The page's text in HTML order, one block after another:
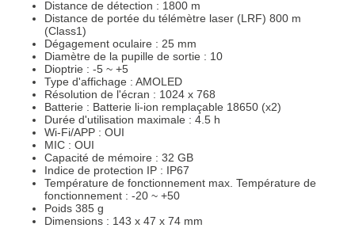
Distance de détection : 1800 m
Distance de portée du télémètre laser (LRF) 800 m
(Class1)
Dégagement oculaire : 25 mm
Diamètre de la pupille de sortie : 10
Dioptrie : -5 ~ +5
Type d'affichage : AMOLED
Résolution de l'écran : 1024 x 768
Batterie : Batterie li-ion remplaçable 18650 (x2)
Durée d'utilisation maximale : 4.5 h
Wi-Fi/APP : OUI
MIC : OUI
Capacité de mémoire : 32 GB
Indice de protection IP : IP67
Température de fonctionnement max. Température de
fonctionnement : -20 ~ +50
Poids 385 g
Dimensions : 143 x 47 x 74 mm